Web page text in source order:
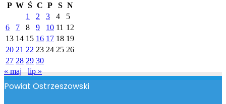
P W Ś C P S N
1
2 3 4
5
6
7 8 9 10 11 12
13 14 15 16 17 18 19
20 21 22 23 24 25 26
27 28 29 30
« maj
lip »
Powiat Ostrzeszowski